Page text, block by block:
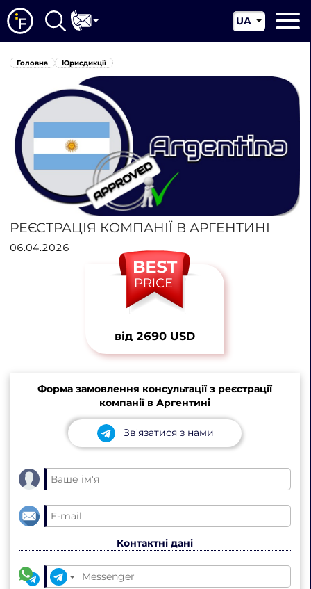
Про нас
Новини
Юрисдикції
UA
EN
Головна Юрисдикції
РЕЄСТРАЦІЯ КОМПАНІЇ В АРГЕНТИНІ
06.04.2026
від 2690 USD
Форма замовлення консультації з реєстрації
компанії в Аргентині
Зв'язатися з нами
Контактні дані